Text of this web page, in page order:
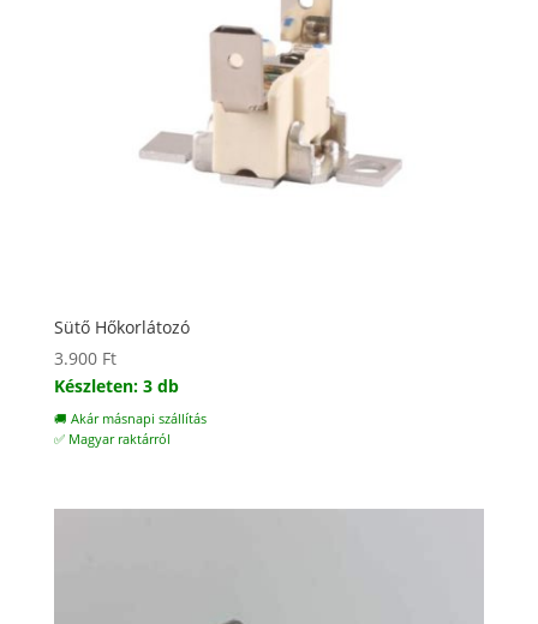
Sütő Hőkorlátozó
3.900 Ft
Készleten: 3 db
🚚 Akár másnapi szállítás
✅ Magyar raktárról